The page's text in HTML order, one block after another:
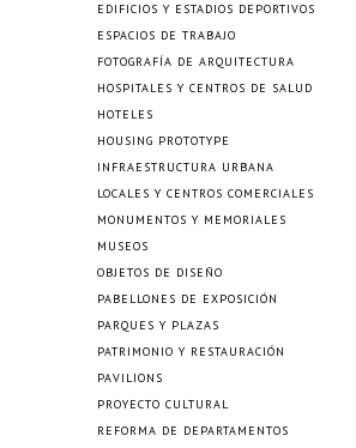
EDIFICIOS Y ESTADIOS DEPORTIVOS
ESPACIOS DE TRABAJO
FOTOGRAFÍA DE ARQUITECTURA
HOSPITALES Y CENTROS DE SALUD
HOTELES
HOUSING PROTOTYPE
INFRAESTRUCTURA URBANA
LOCALES Y CENTROS COMERCIALES
MONUMENTOS Y MEMORIALES
MUSEOS
OBJETOS DE DISEÑO
PABELLONES DE EXPOSICIÓN
PARQUES Y PLAZAS
PATRIMONIO Y RESTAURACIÓN
PAVILIONS
PROYECTO CULTURAL
REFORMA DE DEPARTAMENTOS